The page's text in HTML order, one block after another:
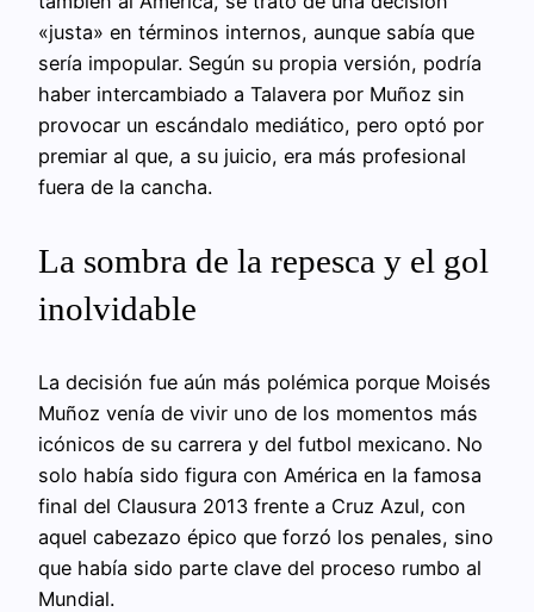
«justa» en términos internos, aunque sabía que
sería impopular. Según su propia versión, podría
haber intercambiado a Talavera por Muñoz sin
provocar un escándalo mediático, pero optó por
premiar al que, a su juicio, era más profesional
fuera de la cancha.
La sombra de la repesca y el gol
inolvidable
La decisión fue aún más polémica porque Moisés
Muñoz venía de vivir uno de los momentos más
icónicos de su carrera y del futbol mexicano. No
solo había sido figura con América en la famosa
final del Clausura 2013 frente a Cruz Azul, con
aquel cabezazo épico que forzó los penales, sino
que había sido parte clave del proceso rumbo al
Mundial.